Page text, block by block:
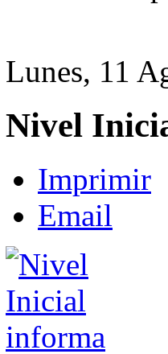
Lunes, 11
Nivel
Imprimir
Email